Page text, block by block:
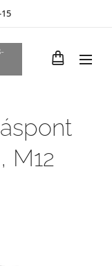
M12